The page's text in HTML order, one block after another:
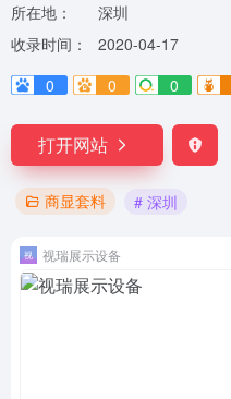
所在地：
深圳
收录时间：
2020-04-17
0
0 0
打开网站
商显套料 # 深圳
视瑞展示设备